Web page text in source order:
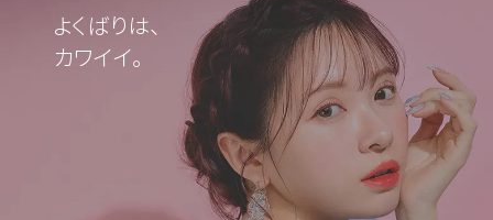
よくばりは、
カワイイ。